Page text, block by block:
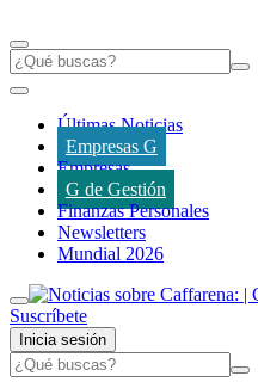
Últimas Noticias
Empresas G
Empresas
G de Gestión
Finanzas Personales
Newsletters
Mundial 2026
Suscríbete
Inicia sesión